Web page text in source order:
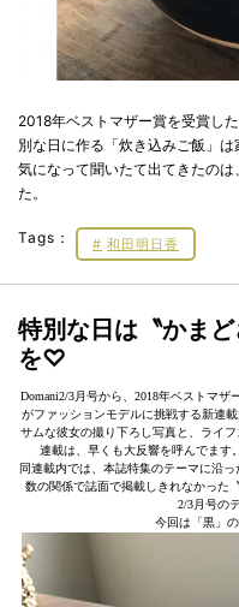
2018年ベストマザー賞を受賞し
別な日に作る「炊き込みご飯」
気になって聞いたて出てきたの
た。
Tags： 和田明日香
特別な日は〝かま
を♡
Domani2/3月号から、2018年ベストマ
がファッションモデルに挑戦する新連
サムな彼女の撮り下ろし写真と、ライ
連載は、早くも大反響を呼んでます
同連載内では、本誌特集のテーマに沿
数の関係で誌面で掲載しきれなかった
2/3月号の
今回は「黒」